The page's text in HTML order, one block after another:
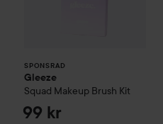
SPONSRAD
Gleeze
Squad Makeup Brush Kit
99 kr